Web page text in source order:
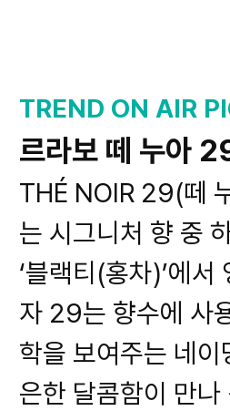
TREND ON AIR
르라보 떼 누아
THÉ NOIR 29(떼
는 시그니처 향 중
‘블랙티(홍차)’에
자 29는 향수에 사
학을 보여주는 네
은한 달콤함이 만